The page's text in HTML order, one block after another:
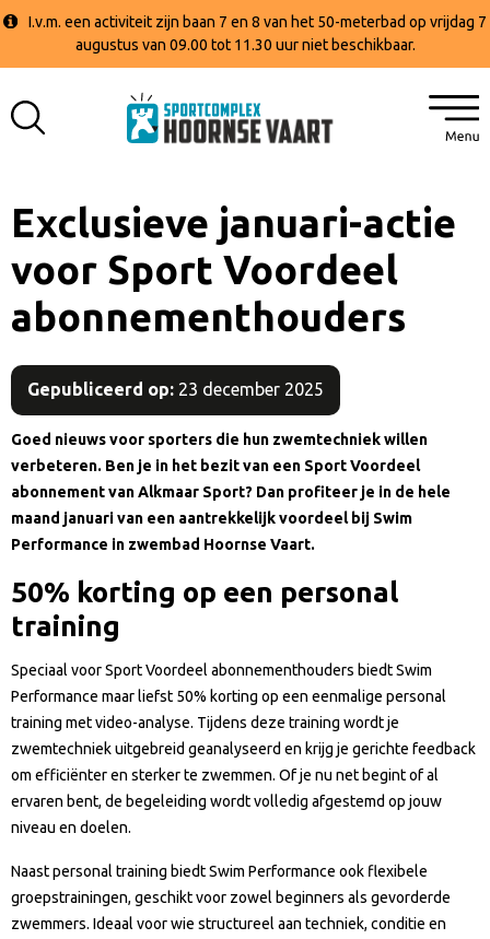
I.v.m. een activiteit zijn baan 7 en 8 van het 50-meterbad op vrijdag 7
augustus van 09.00 tot 11.30 uur niet beschikbaar.
Exclusieve januari-actie
voor Sport Voordeel
abonnementhouders
Gepubliceerd op: 23 december 2025
Goed nieuws voor sporters die hun zwemtechniek willen
verbeteren. Ben je in het bezit van een Sport Voordeel
abonnement van Alkmaar Sport? Dan profiteer je in de hele
maand januari van een aantrekkelijk voordeel bij Swim
Performance in zwembad Hoornse Vaart.
50% korting op een personal
training
Speciaal voor Sport Voordeel abonnementhouders biedt Swim
Performance maar liefst 50% korting op een eenmalige personal
training met video-analyse. Tijdens deze training wordt je
zwemtechniek uitgebreid geanalyseerd en krijg je gerichte feedback
om efficiënter en sterker te zwemmen. Of je nu net begint of al
ervaren bent, de begeleiding wordt volledig afgestemd op jouw
niveau en doelen.
Naast personal training biedt Swim Performance ook flexibele
groepstrainingen, geschikt voor zowel beginners als gevorderde
zwemmers. Ideaal voor wie structureel aan techniek, conditie en